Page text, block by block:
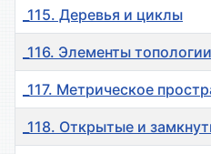
_115. Деревья и циклы
_116. Элементы топологии
_117. Метрическое
_118. Открытые и